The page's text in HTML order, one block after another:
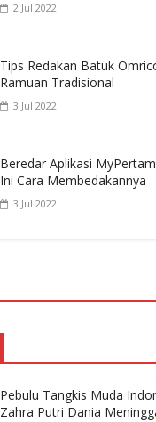
2 Jul 2022
Tips Redakan Batuk
Ramuan Tradisional
3 Jul 2022
Beredar Aplikasi
Ini Cara Membedakannya
3 Jul 2022
Pebulu Tangkis Muda
Zahra Putri Dania